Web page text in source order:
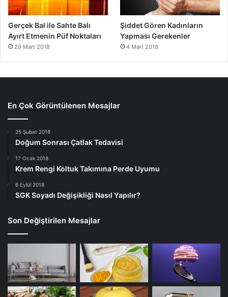
Gerçek Bal ile Sahte Balı
Ayırt Etmenin Püf Noktaları
29 Mart 2018
Şiddet Gören Kadınların
Yapması Gerekenler
4 Mart 2018
En Çok Görüntülenen Mesajlar
25 Şubat 2018
Doğum Sonrası Çatlak Tedavisi
17 Ocak 2018
Krem Rengi Koltuk Takımına Perde Uyumu
6 Eylül 2018
SGK Soyadı Değişikliği Nasıl Yapılır?
Son Değiştirilen Mesajlar